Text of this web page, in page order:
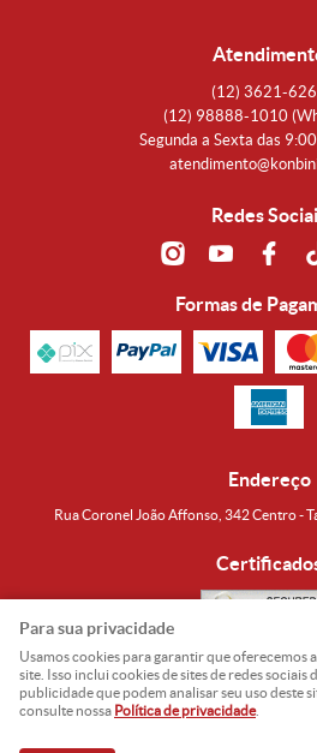
(12) 3621-
(12) 98888-1010
Segunda a Sexta das
Redes
Formas de
Endereço
Rua Coronel João Affonso, 342 Centro -
Noguti & Amaral Produtos Orientais LTDA
Formas de
Para sua privacidade
Usamos cookies para garantir que oferecemos
site. Isso inclui cookies de sites de redes sociais
publicidade que podem analisar seu uso deste
consulte nossa Política de privacidade.